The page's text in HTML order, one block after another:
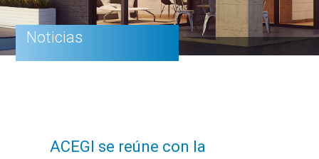
principal
Noticias
ACEGI se reúne con la